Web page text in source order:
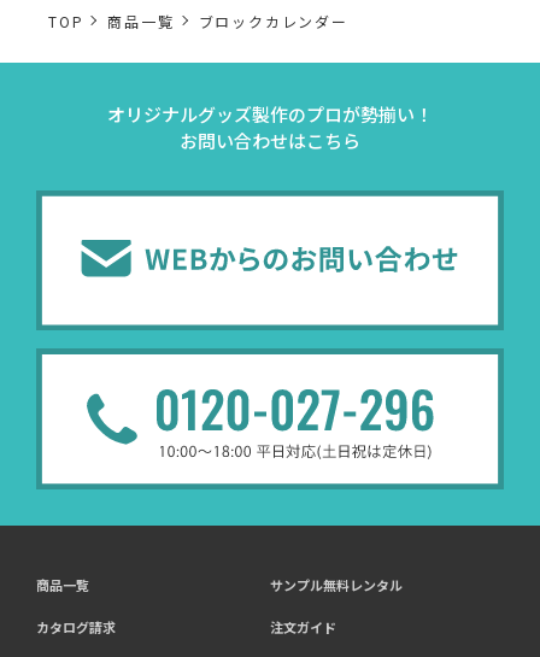
TOP 商品一覧 ブロックカレンダー
オリジナルグッズ製作のプロが勢揃い！
お問い合わせはこちら
商品一覧 サンプル無料レンタル
カタログ請求 注文ガイド